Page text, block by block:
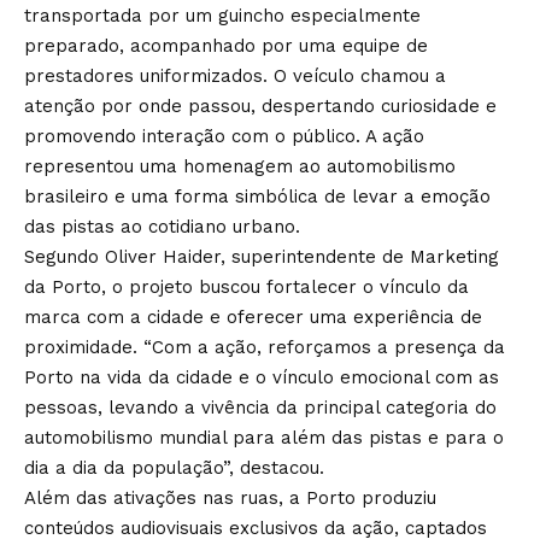
transportada por um guincho especialmente
preparado, acompanhado por uma equipe de
prestadores uniformizados. O veículo chamou a
atenção por onde passou, despertando curiosidade e
promovendo interação com o público. A ação
representou uma homenagem ao automobilismo
brasileiro e uma forma simbólica de levar a emoção
das pistas ao cotidiano urbano.
Segundo Oliver Haider, superintendente de Marketing
da Porto, o projeto buscou fortalecer o vínculo da
marca com a cidade e oferecer uma experiência de
proximidade. “Com a ação, reforçamos a presença da
Porto na vida da cidade e o vínculo emocional com as
pessoas, levando a vivência da principal categoria do
automobilismo mundial para além das pistas e para o
dia a dia da população”, destacou.
Além das ativações nas ruas, a Porto produziu
conteúdos audiovisuais exclusivos da ação, captados